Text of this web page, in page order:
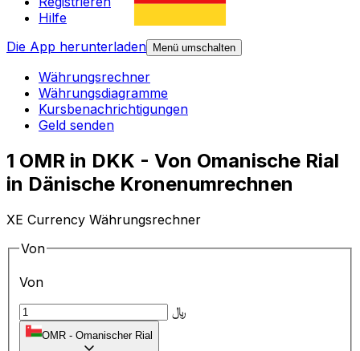
Hilfe
Die App herunterladen
Menü umschalten
Währungsrechner
Währungsdiagramme
Kursbenachrichtigungen
Geld senden
1 OMR in DKK - Von Omanische Rial
in Dänische Kronenumrechnen
XE Currency Währungsrechner
Von
Von
﷼
OMR - Omanischer Rial